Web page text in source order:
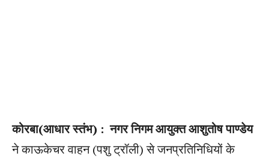
कोरबा(आधार स्तंभ) : नगर निगम आयुक्त आशुतोष पाण्डेय
ने काऊकेचर वाहन (पशु ट्रॉली) से जनप्रतिनिधियों के